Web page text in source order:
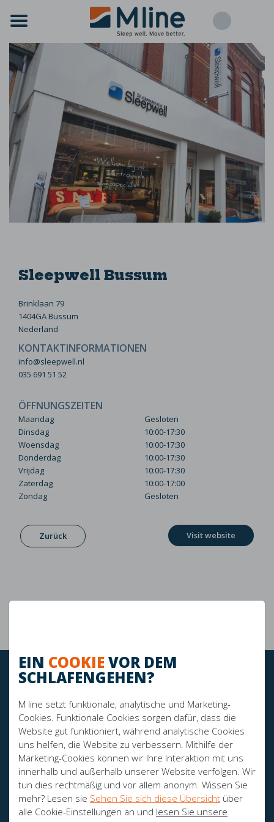
EIN COOKIE VOR DEM
SCHLAFENGEHEN?
M line setzt funktionale, analytische und Marketing-
Cookies. Funktionale Cookies sorgen dafür, dass die
Website gut funktioniert, während analytische Cookies
uns helfen, die Website zu verbessern. Mithilfe der
Marketing-Cookies können wir Ihre Interaktion mit uns
innerhalb und außerhalb unserer Website verfolgen. Wir
tun dies rechtmäßig und vor allem anonym. Wissen Sie
mehr? Lesen sie Sehen Sie sich diese Übersicht über
alle Cookie-Einstellungen an und lesen Sie unsere
Sleepwell Bussum
Brinklaan 79
1404GA Bussum
Nederland
KONTAKTINFORMATIONEN
info@sleepwell.nl
035 691 51 52
ÖFFNUNGSZEITEN
Maandag
Gesloten
Dinsdag
10:00-17:30
Woensdag
10:00-17:30
Donderdag
10:00-17:30
Vrijdag
10:00-17:30
Zaterdag
10:00-17:00
Zondag
Gesloten
Zurück Visit website
BLEIBEN SIE AUF DEM LAUFENDEN!
SPONSOREN: